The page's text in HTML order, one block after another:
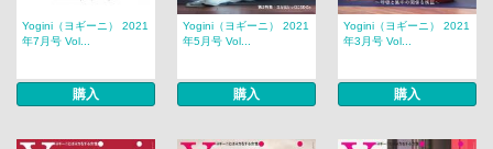
Yogini（ヨギーニ） 2021
年7月号 Vol...
購入
Yogini（ヨギーニ） 2021
年5月号 Vol...
購入
Yogini（ヨギーニ） 2021
年3月号 Vol...
購入